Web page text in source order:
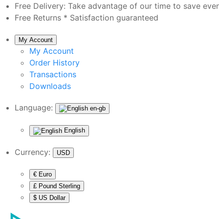
Free Delivery: Take advantage of our time to save
Free Returns * Satisfaction guaranteed
My Account
My Account
Order History
Transactions
Downloads
Language: en-gb
English
Currency: USD
€ Euro
£ Pound Sterling
$ US Dollar